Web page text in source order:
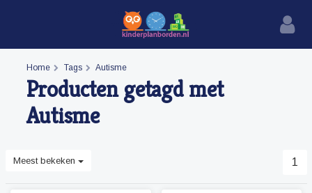
Home Tags Autisme
Producten getagd met
Autisme
Meest bekeken 1